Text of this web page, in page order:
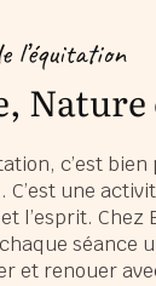
l’équitation
c’est
C’est une
l’esprit. Chez
séance
et renouer